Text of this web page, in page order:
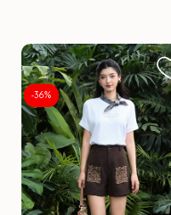
-36%